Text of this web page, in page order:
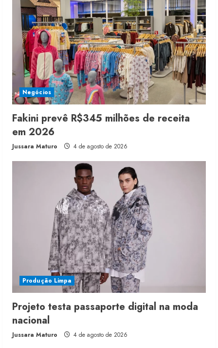
Negócios
Fakini prevê R$345 milhões de receita
em 2026
Jussara Maturo 4 de agosto de 2026
Produção Limpa
Projeto testa passaporte digital na moda
nacional
Jussara Maturo 4 de agosto de 2026